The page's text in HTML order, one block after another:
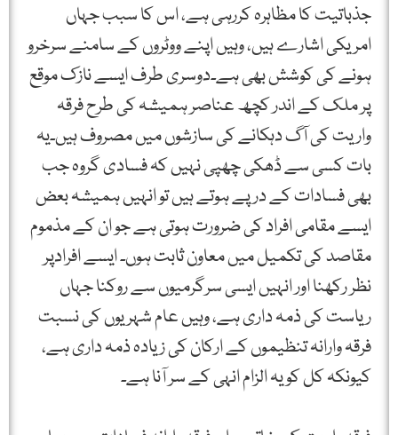
جذباتیت کا مظاہرہ کررہی ہے، اس کا سبب جہاں
امریکی اشارے ہیں، وہیں اپنے ووٹروں کے سامنے سرخرو
ہونے کی کوشش بھی ہے۔دوسری طرف ایسے نازک موقع
پر ملک کے اندر کچھ عناصر ہمیشہ کی طرح فرقہ
واریت کی آگ دہکانے کی سازشوں میں مصروف ہیں۔یہ
بات کسی سے ڈھکی چھپی نہیں کہ فسادی گروہ جب
بھی فسادات کے درپے ہوتے ہیں تو انہیں ہمیشہ بعض
ایسے مقامی افراد کی ضرورت ہوتی ہے جو ان کے مذموم
مقاصد کی تکمیل میں معاون ثابت ہوں۔ ایسے افرادپر
نظر رکھنا اور انہیں ایسی سرگرمیوں سے روکنا جہاں
ریاست کی ذمہ داری ہے، وہیں عام شہریوں کی نسبت
فرقہ وارانہ تنظیموں کے ارکان کی زیادہ ذمہ داری ہے،
کیونکہ کل کو یہ الزام انہی کے سر آنا ہے۔